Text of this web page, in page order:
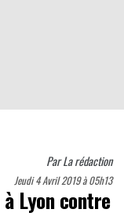
ParLa rédaction
Jeudi 4 Avril 2019 à 05h13
Lyon contre